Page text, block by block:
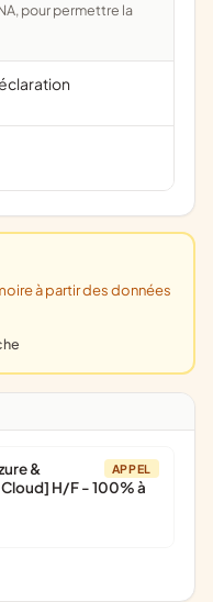
pour permettre la
APPEL
&
H/F - 100% à